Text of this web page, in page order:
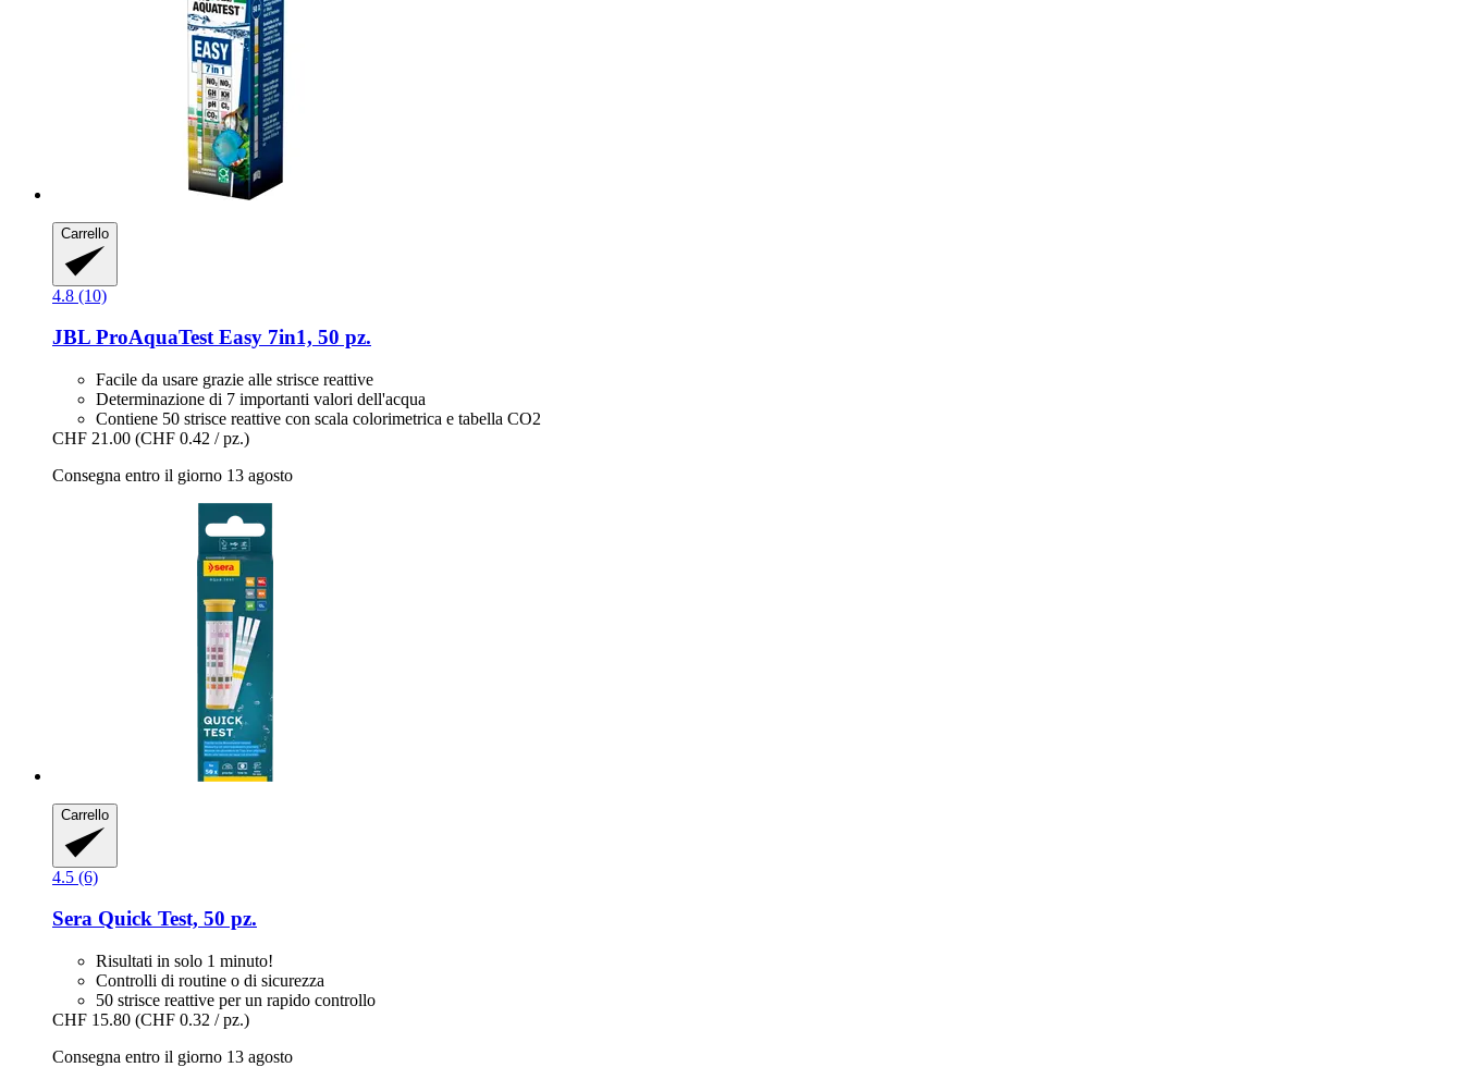
Carrello
4.8 (10)
JBL ProAquaTest Easy 7in1, 50 pz.
Facile da usare grazie alle strisce reattive
Determinazione di 7 importanti valori dell'acqua
Contiene 50 strisce reattive con scala colorimetrica e tabella CO2
CHF 21.00 (CHF 0.42 / pz.)
Consegna entro il giorno 13 agosto
Carrello
4.5 (6)
Sera Quick Test, 50 pz.
Risultati in solo 1 minuto!
Controlli di routine o di sicurezza
50 strisce reattive per un rapido controllo
CHF 15.80 (CHF 0.32 / pz.)
Consegna entro il giorno 13 agosto